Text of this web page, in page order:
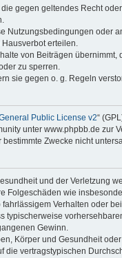
gegen geltendes Recht
Nutzungsbedingungen
erteilen.
von Beiträgen
zu sperren.
sie gegen o. g. Regeln
Public License v2“
unter www.phpbb.de zur
Zwecke nicht
und der
Folgeschäden wie
Verhalten oder
Gewinn.
Körper und Gesundheit
vertragstypischen